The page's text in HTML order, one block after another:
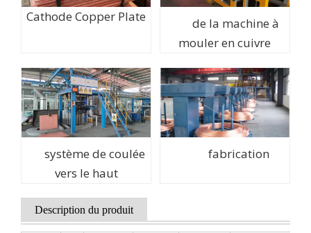
Cathode Copper Plate
de la machine à
mouler en cuivre
système de coulée
vers le haut
fabrication
Description du produit